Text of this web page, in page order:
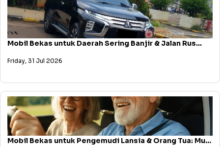
Mobil Bekas untuk Daerah Sering Banjir & Jalan Rus...
Friday, 31 Jul 2026
Mobil Bekas untuk Pengemudi Lansia & Orang Tua: Mu...